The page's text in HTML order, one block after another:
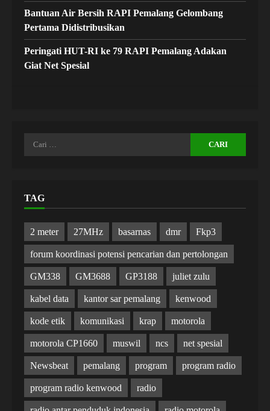
Bantuan Air Bersih RAPI Pemalang Gelombang
Pertama Didistribusikan
Peringati HUT-RI ke 79 RAPI Pemalang Adakan
Giat Net Spesial
Cari
TAG
2 meter 27MHz basarnas dmr Fkp3
forum koordinasi potensi pencarian dan pertolongan
GM338 GM3688 GP3188 juliet zulu
kabel data kantor sar pemalang kenwood
kode etik komunikasi krap motorola
motorola CP1660 muswil ncs net spesial
Newsbeat pemalang program program radio
program radio kenwood radio